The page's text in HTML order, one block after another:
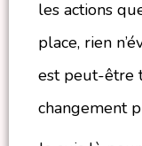
les actions
place, rien
est peut-être
changement